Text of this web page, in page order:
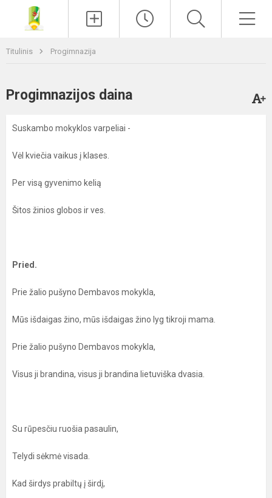
Titulinis Progimnazija
Progimnazijos daina
Suskambo mokyklos varpeliai -
Vėl kviečia vaikus į klases.
Per visą gyvenimo kelią
Šitos žinios globos ir ves.
Pried.
Prie žalio pušyno Dembavos mokykla,
Mūs išdaigas žino, mūs išdaigas žino lyg tikroji mama.
Prie žalio pušyno Dembavos mokykla,
Visus ji brandina, visus ji brandina lietuviška dvasia.
Su rūpesčiu ruošia pasaulin,
Telydi sėkmė visada.
Kad širdys prabiltų į širdį,